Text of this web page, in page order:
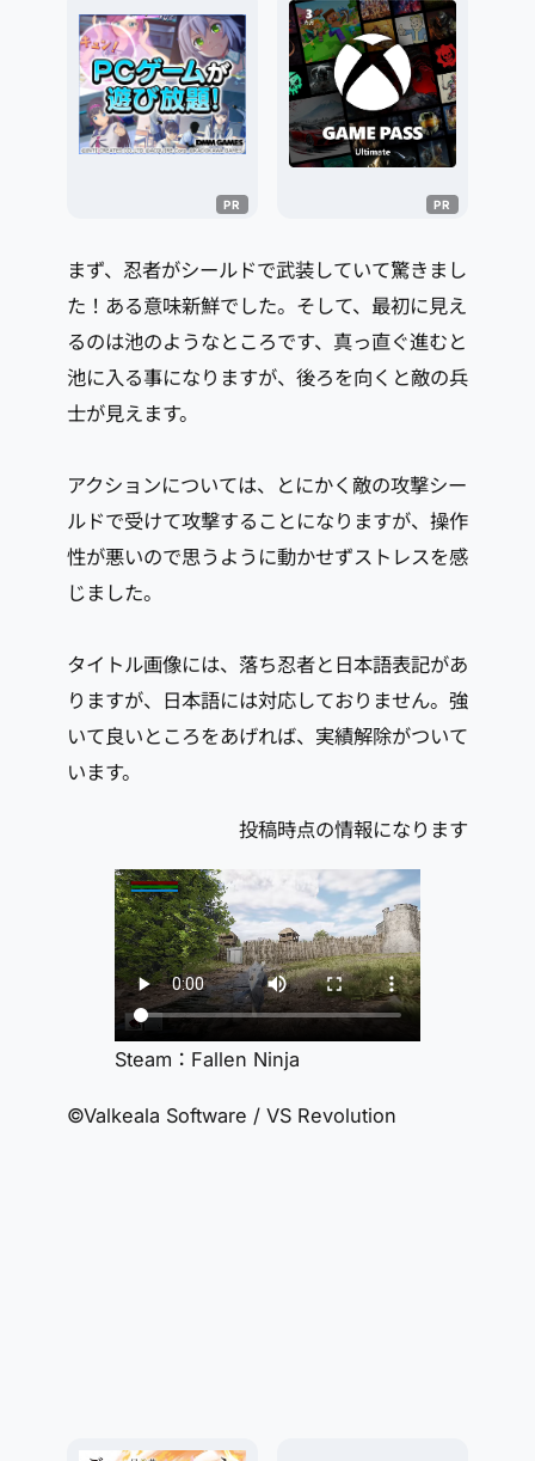
まず、忍者がシールドで武装していて驚きまし
た！ある意味新鮮でした。そして、最初に見え
るのは池のようなところです、真っ直ぐ進むと
池に入る事になりますが、後ろを向くと敵の兵
士が見えます。
アクションについては、とにかく敵の攻撃シー
ルドで受けて攻撃することになりますが、操作
性が悪いので思うように動かせずストレスを感
じました。
タイトル画像には、落ち忍者と日本語表記があ
りますが、日本語には対応しておりません。強
いて良いところをあげれば、実績解除がついて
います。
投稿時点の情報になります
Steam：Fallen Ninja
©Valkeala Software / VS Revolution